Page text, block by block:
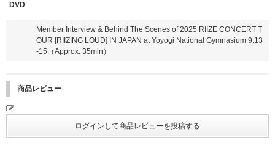
■E賞【ミニトークショー＋個別ハイタッチ会】 2日間合計7,200名様 (各日
2部制)
「メンバー」および「部」の変更はできませんので､あらかじめご了承くだ
【1回目】2026年2月17日(火)11:00～2月19日(木) 10:00まで ★当落発表 :
DVD
Member Interview & Behind The Scenes of 2025 RIIZE CONCERT T
OUR [RIIZING LOUD] IN JAPAN at Yoyogi National Gymnasium 9.13
-15（Approx. 35min）
商品レビュー